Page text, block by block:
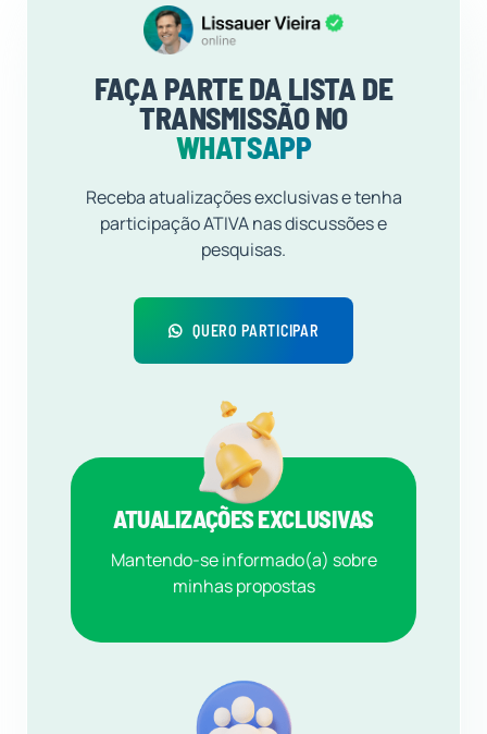
FAÇA PARTE DA LISTA DE
TRANSMISSÃO NO
WHATSAPP
Receba atualizações exclusivas e tenha
participação ATIVA nas discussões e
pesquisas.
QUERO PARTICIPAR
ATUALIZAÇÕES EXCLUSIVAS
Mantendo-se informado(a) sobre
minhas propostas